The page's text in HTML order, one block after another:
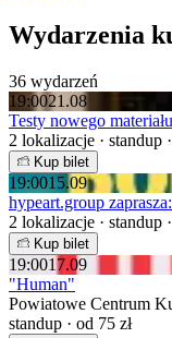
Wydarzenia
36 wydarzeń
19:0021.08
Testy nowego
2 lokalizacje · standup
Kup bilet
19:0015.09
hypeart.group
2 lokalizacje · standup
Kup bilet
19:0017.09
"Human"
Powiatowe Centrum
standup · od 75 zł